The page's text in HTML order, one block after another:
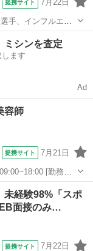
提携サイト 7月22日
手、インフルエン
どの悩みを改善し
の流れ
ミシンを査定
ます
Ad
容師
提携サイト 7月21日
ベルハビル2階 カッ
前...
未経験98%「スポ
面接のみ…
提携サイト 7月22日